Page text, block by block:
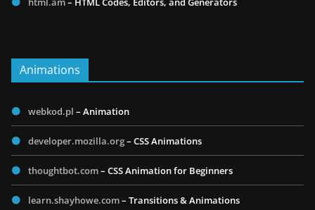
Animations
webkod.pl – Animation
developer.mozilla.org– CSS Animations
thoughtbot.com– CSS Animation for Beginners
learn.shayhowe.com– Transitions & Animations